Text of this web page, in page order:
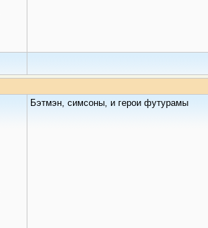
Бэтмэн, симсоны, и герои футурамы